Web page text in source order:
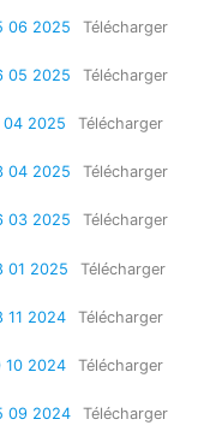
06 2025 Télécharger
05 2025 Télécharger
04 2025 Télécharger
04 2025 Télécharger
03 2025 Télécharger
01 2025 Télécharger
11 2024 Télécharger
10 2024 Télécharger
09 2024 Télécharger